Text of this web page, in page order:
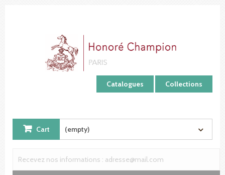
Catalogues Collections
Cart (empty)